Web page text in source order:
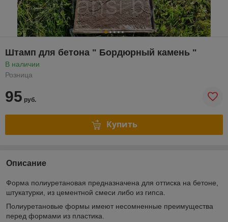
Штамп для бетона " Бордюрный камень "
В наличии
Розница
95 руб.
Купить
Описание
Форма полиуретановая предназначена для оттиска на бетоне,
штукатурки, из цементной смеси либо из гипса.
Полиуретановые формы имеют несомненные преимущества
перед формами из пластика.